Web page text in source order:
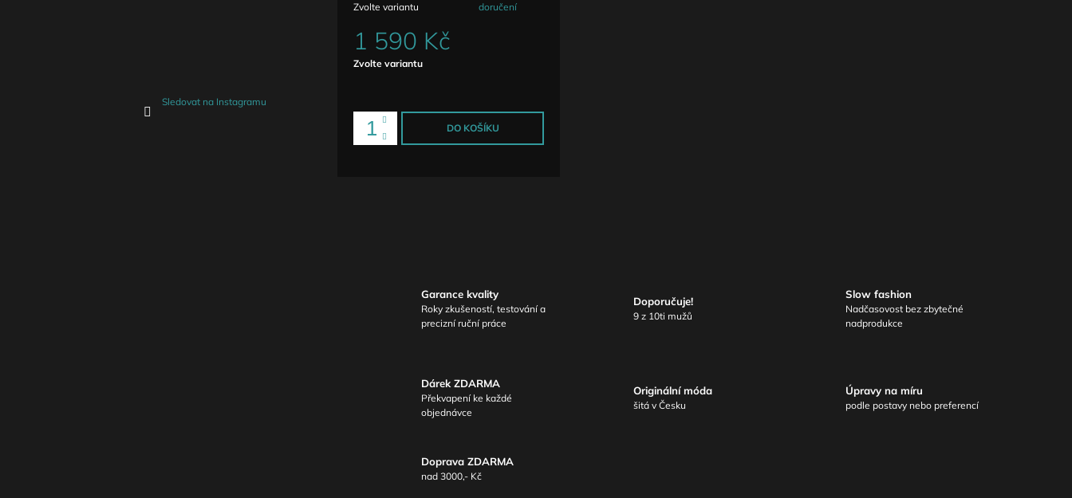
Sledovat na Instagramu
Zvolte variantu
doručení
1 590 Kč
Měrná
Zvolte variantu
DO KOŠÍKU
Garance kvality
Roky zkušeností, testování a
precizní ruční práce
Doporučuje!
9 z 10ti mužů
Slow fashion
Nadčasovost bez zbytečné
nadprodukce
Dárek ZDARMA
Překvapení ke každé
objednávce
Originální móda
šitá v Česku
Úpravy na míru
podle postavy nebo preferencí
Doprava ZDARMA
nad 3000,- Kč